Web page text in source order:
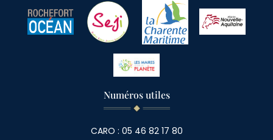
Numéros utiles
CARO : 05 46 82 17 80